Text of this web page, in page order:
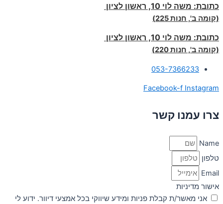
כתובת: משה לוי 10, ראשון לציון
(קומה ב', חנות 225)
כתובת: משה לוי 10, ראשון לציון
(קומה ב', חנות 220)
053-7366233
Facebook-f Instagram
צרו עמנו קשר
Name
טלפון
Email
אישור מדיניות
אני מאשר/ת קבלת פניות ומידע שיווקי בכל אמצעי דיוור. ידוע לי